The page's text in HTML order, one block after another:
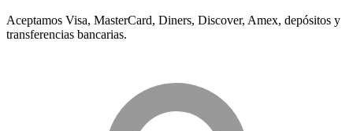
Aceptamos Visa, MasterCard, Diners, Discover, Amex, depósitos y
transferencias bancarias.